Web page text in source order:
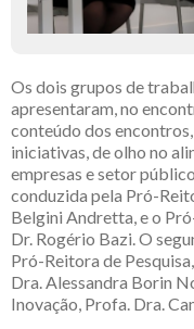
Os dois grupos de
apresentaram, no
conteúdo dos
iniciativas, de olho no
empresas e setor
conduzida pela Pró-
Belgini Andretta, e o
Dr. Rogério Bazi. O
Pró-Reitora de
Dra. Alessandra Borin
Inovação, Profa. Dra.